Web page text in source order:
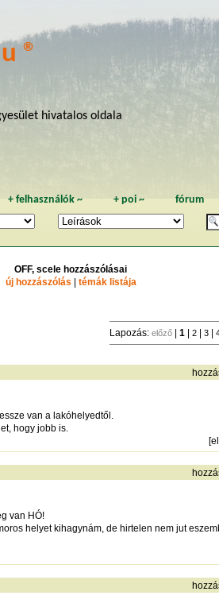
®
hivatalos oldala
+felhasználók ~ + poi~ fórum
OFF, scele hozzászólásai
új hozzászólás
témák listája
Lapozás: előző 1 2 3
van a lakóhelyedtől.
hogy jobb is.
[
van HÓ!
helyet kihagynám, de hirtelen nem jut